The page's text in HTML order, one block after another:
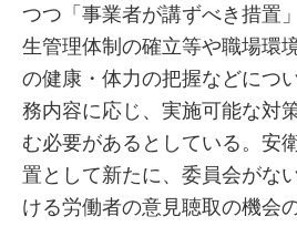
つつ「事業者が講ずべき措置
生管理体制の確立等や職場環
の健康・体力の把握などにつ
務内容に応じ、実施可能な対
む必要があるとしている。安
置として新たに、委員会がな
ける労働者の意見聴取の機会